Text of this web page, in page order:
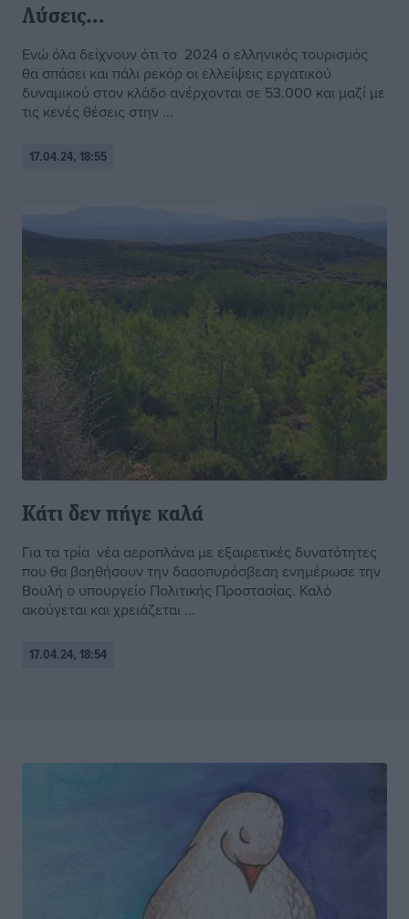
Λύσεις…
Ενώ όλα δείχνουν ότι το 2024 ο ελληνικός τουρισμός
θα σπάσει και πάλι ρεκόρ οι ελλείψεις εργατικού
δυναμικού στον κλάδο ανέρχονται σε 53.000 και μαζί με
τις κενές θέσεις στην ...
17.04.24, 18:55
Κάτι δεν πήγε καλά
Για τα τρία νέα αεροπλάνα με εξαιρετικές δυνατότητες
που θα βοηθήσουν την δασοπυρόσβεση ενημέρωσε την
Βουλή ο υπουργείο Πολιτικής Προστασίας. Καλό
ακούγεται και χρειάζεται ...
17.04.24, 18:54